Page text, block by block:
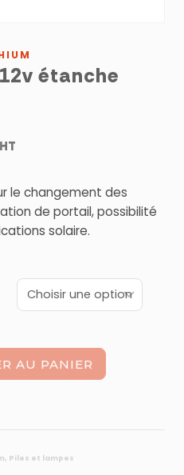
étanche
Plage
:
€
HT
le changement des
de portail, possibilité
solaire.
AU PANIER
, Piles et lampes